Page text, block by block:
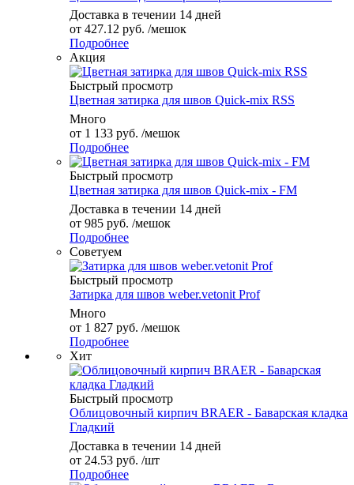
Доставка в течении 14 дней
от 427.12 руб. /мешок
Подробнее
Акция
Быстрый просмотр
Цветная затирка для швов Quick-mix RSS
Много
от 1 133 руб. /мешок
Подробнее
Быстрый просмотр
Цветная затирка для швов Quick-mix - FM
Доставка в течении 14 дней
от 985 руб. /мешок
Подробнее
Советуем
Быстрый просмотр
Затирка для швов weber.vetonit Prof
Много
от 1 827 руб. /мешок
Подробнее
Хит
Быстрый просмотр
Облицовочный кирпич BRAER - Баварская кладка
Гладкий
Доставка в течении 14 дней
от 24.53 руб. /шт
Подробнее